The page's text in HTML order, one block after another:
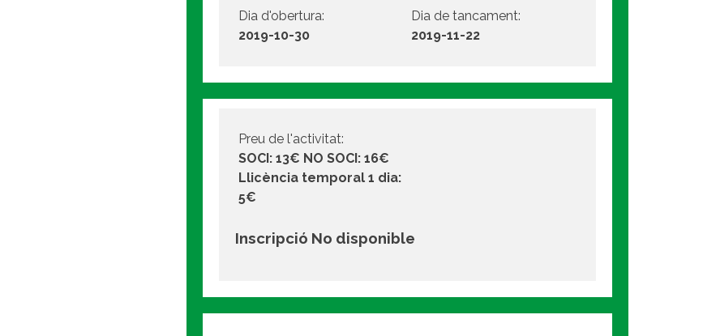
Dia d'obertura:
2019-10-30
Dia de tancament:
2019-11-22
Preu de l'activitat:
SOCI: 13€ NO SOCI: 16€
Llicència temporal 1 dia:
5€
Inscripció No disponible